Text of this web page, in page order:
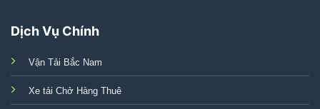
Dịch Vụ Chính
Vận Tải Bắc Nam
Xe tải Chở Hàng Thuê